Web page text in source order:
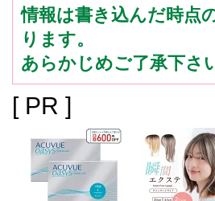
情報は書き込んだ時点
ります。
あらかじめご了承下さ
[ PR ]